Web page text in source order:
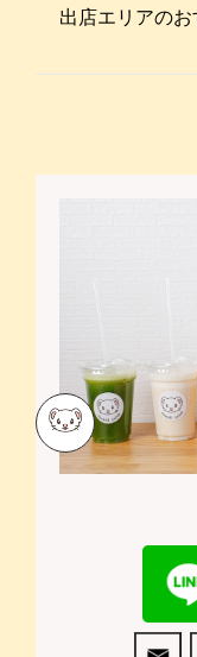
出店エリアの